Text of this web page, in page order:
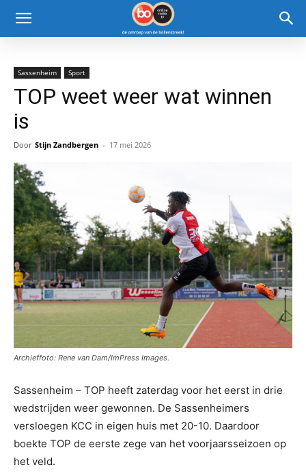
Sassenheim Sport
TOP weet weer wat winnen
is
Door Stijn Zandbergen - 17 mei 2026
Archieffoto: Rene van Dam/ImPress Images.
Sassenheim – TOP heeft zaterdag voor het eerst in drie
wedstrijden weer gewonnen. De Sassenheimers
versloegen KCC in eigen huis met 20-10. Daardoor
boekte TOP de eerste zege van het voorjaarsseizoen op
het veld.